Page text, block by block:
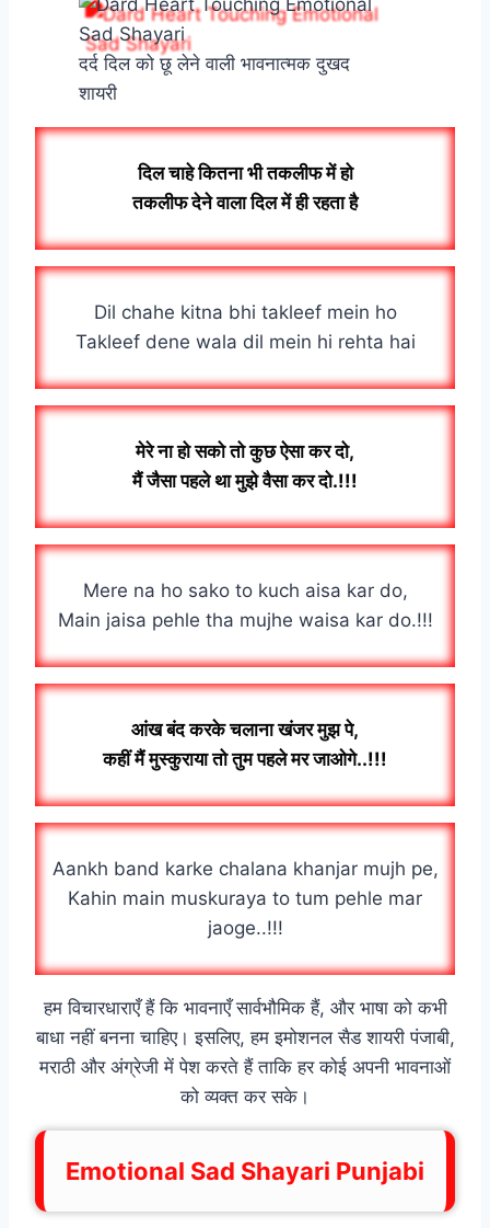
दर्द दिल को छू लेने वाली भावनात्मक दुखद
शायरी
दिल चाहे कितना भी तकलीफ में हो
तकलीफ देने वाला दिल में ही रहता है
Dil chahe kitna bhi takleef mein ho
Takleef dene wala dil mein hi rehta hai
मेरे ना हो सको तो कुछ ऐसा कर दो,
मैं जैसा पहले था मुझे वैसा कर दो.!!!
Mere na ho sako to kuch aisa kar do,
Main jaisa pehle tha mujhe waisa kar do.!!!
आंख बंद करके चलाना खंजर मुझ पे,
कहीं मैं मुस्कुराया तो तुम पहले मर जाओगे..!!!
Aankh band karke chalana khanjar mujh pe,
Kahin main muskuraya to tum pehle mar
jaoge..!!!
हम विचारधाराएँ हैं कि भावनाएँ सार्वभौमिक हैं, और भाषा को कभी
बाधा नहीं बनना चाहिए। इसलिए, हम इमोशनल सैड शायरी पंजाबी,
मराठी और अंग्रेजी में पेश करते हैं ताकि हर कोई अपनी भावनाओं
को व्यक्त कर सके।
Emotional Sad Shayari Punjabi